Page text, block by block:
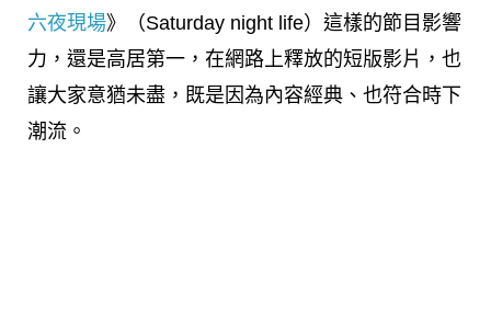
六夜現場》（Saturday night life）這樣的節目影響
力，還是高居第一，在網路上釋放的短版影片，也
讓大家意猶未盡，既是因為內容經典、也符合時下
潮流。